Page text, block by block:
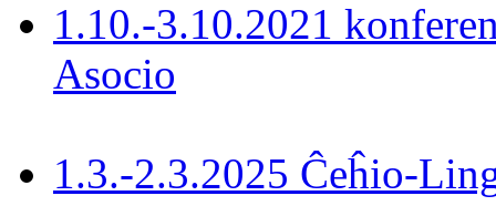
1.10.-3.10.2021
Asocio
1.3.-2.3.2025 Ĉeĥio-